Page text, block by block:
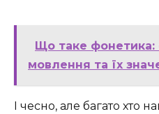
Що таке фонетика:
мовлення та їх
І чесно, але багато хто